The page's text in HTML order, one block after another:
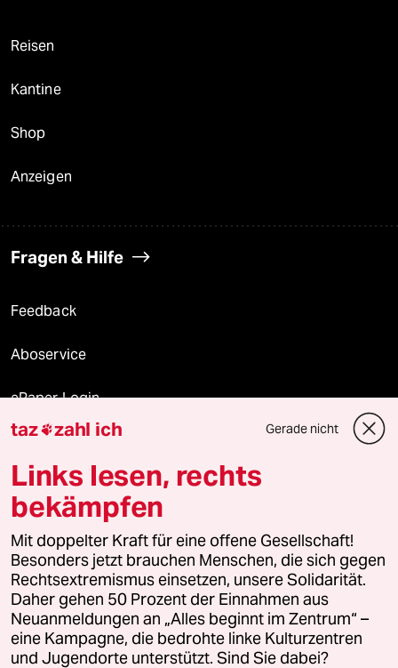
Reisen
Kantine
Shop
Anzeigen
Fragen & Hilfe
Feedback
Aboservice
ePaper Login
Downloads für Abonnierende
© 2026 taz Verlags und Vertriebs GmbH
Alle Rechte vorbehalten. Bei rechtlichen Fragen oder für Genehmigungen
wenden Sie sich bitte an
lizenzen@taz.de
Feedback Redaktionsstatut Kommune-Richtlinien
Leitlinie Informant Datenschutz Impressum AGB
taz zahl ich Gerade nicht
Links lesen, rechts
bekämpfen
Mit doppelter Kraft für eine offene Gesellschaft!
Besonders jetzt brauchen Menschen, die sich gegen
Rechtsextremismus einsetzen, unsere Solidarität.
Daher gehen 50 Prozent der Einnahmen aus
Neuanmeldungen an „Alles beginnt im Zentrum“ –
eine Kampagne, die bedrohte linke Kulturzentren
und Jugendorte unterstützt. Sind Sie dabei?